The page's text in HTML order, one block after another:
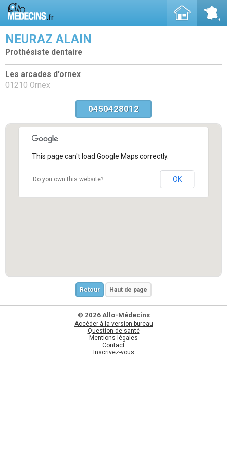
NEURAZ ALAIN
Prothésiste dentaire
Les arcades d'ornex
01210 Ornex
0450428012
This page can't load Google Maps correctly.
Do you own this website? OK
Retour Haut de page
© 2026 Allo-Médecins
Accéder à la version bureau
Question de santé
Mentions légales
Contact
Inscrivez-vous